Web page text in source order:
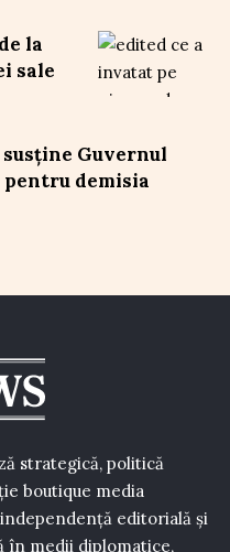
la
sale
susține Guvernul
pentru demisia
strategică, politică
boutique media
editorială și
în medii diplomatice,